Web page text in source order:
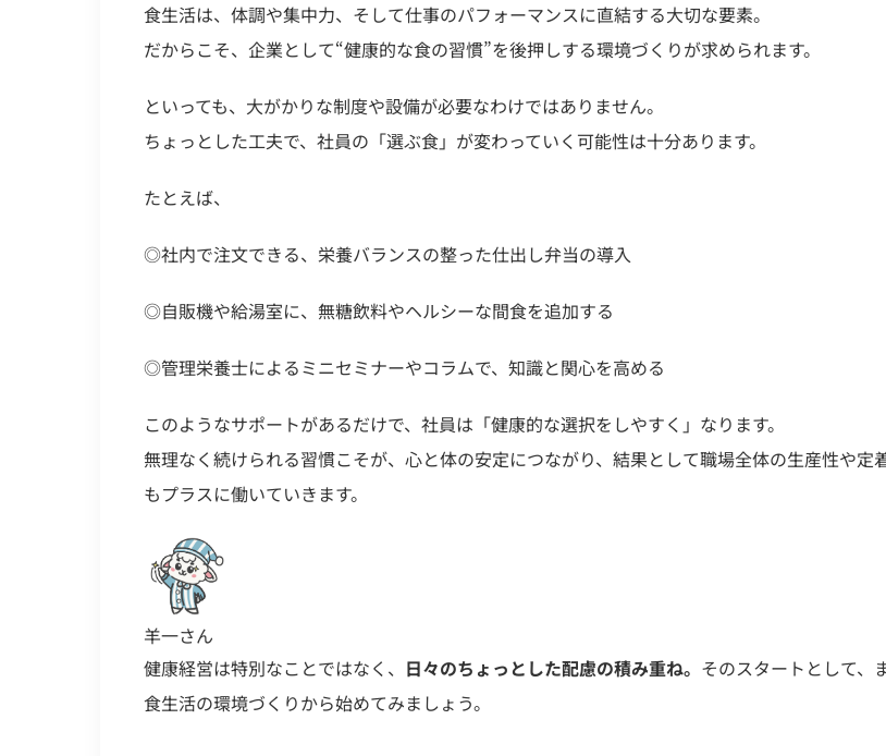
食生活は、体調や集中力、そして仕事のパフォーマンスに直結する大切な要素。
だからこそ、企業として“健康的な食の習慣”を後押しする環境づくりが求められます。
といっても、大がかりな制度や設備が必要なわけではありません。
ちょっとした工夫で、社員の「選ぶ食」が変わっていく可能性は十分あります。
たとえば、
◎社内で注文できる、栄養バランスの整った仕出し弁当の導入
◎自販機や給湯室に、無糖飲料やヘルシーな間食を追加する
◎管理栄養士によるミニセミナーやコラムで、知識と関心を高める
このようなサポートがあるだけで、社員は「健康的な選択をしやすく」なります。
無理なく続けられる習慣こそが、心と体の安定につながり、結果として職場全体の生産性や定
もプラスに働いていきます。
羊一さん
健康経営は特別なことではなく、 日々のちょっとした配慮の積み重ね。 そのスタートとして、
食生活の環境づくりから始めてみましょう。